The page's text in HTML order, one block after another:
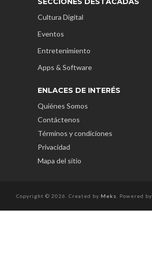
Cultura Digital
Eventos
Entretenimiento
Apps & Software
ENLACES DE INTERÉS
Quiénes Somos
Contáctenos
Términos y condiciones
Privacidad
Mapa del sitio
Copyright © 2026. Created by Meks . Powered by